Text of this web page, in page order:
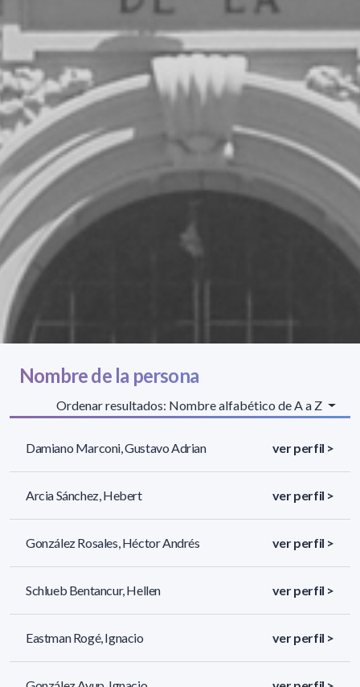
Nombre de la persona
Ordenar resultados: Nombre alfabético de A a Z
Damiano Marconi, Gustavo Adrian ver perfil >
Arcia Sánchez, Hebert ver perfil >
González Rosales, Héctor Andrés ver perfil >
Schlueb Bentancur, Hellen ver perfil >
Eastman Rogé, Ignacio ver perfil >